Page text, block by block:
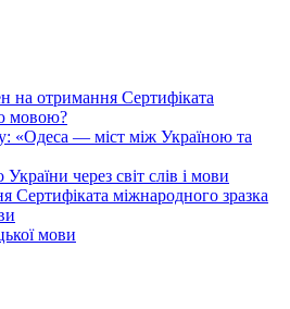
на отримання Сертифіката
мовою?
«Одеса — міст між Україною та
через світ слів і мови
Сертифіката міжнародного зразка
мови